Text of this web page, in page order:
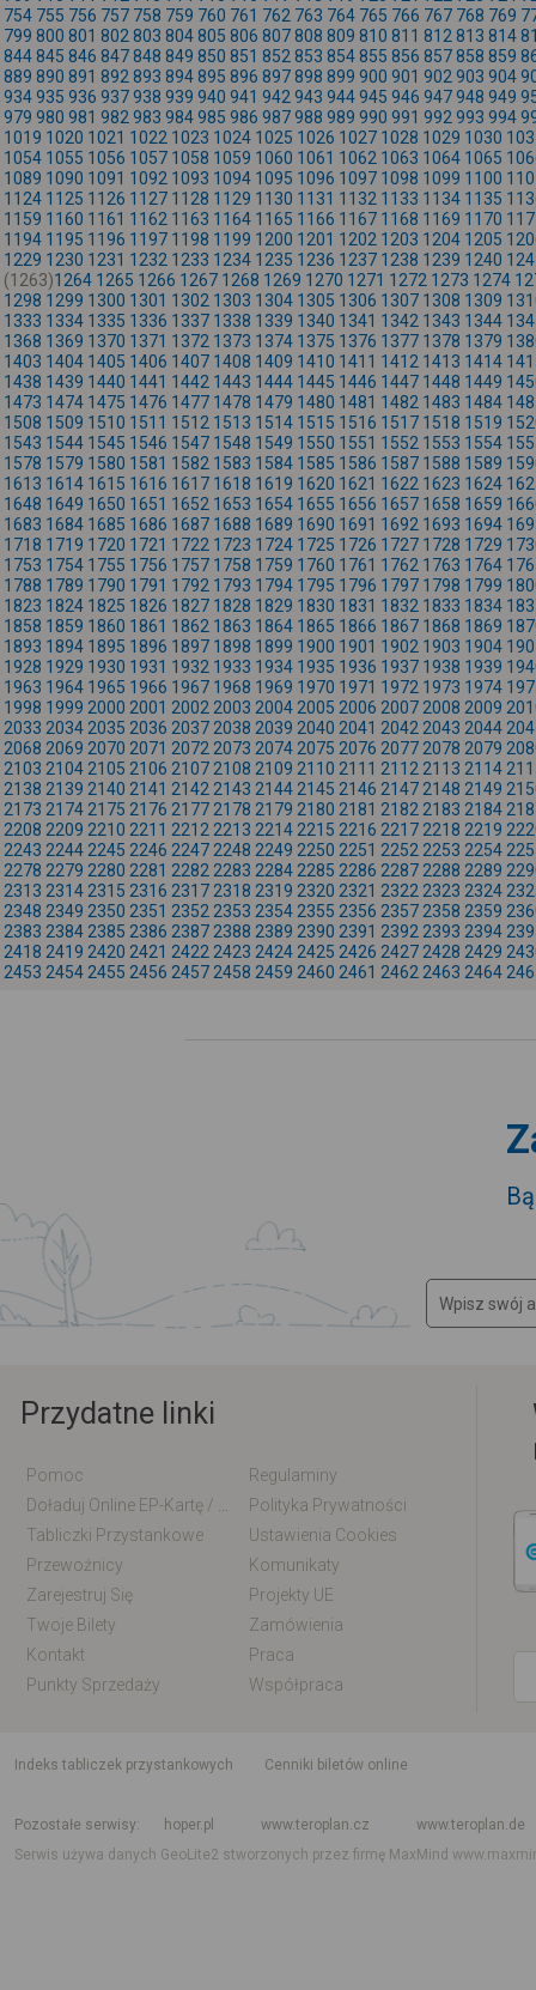
754 755 756 757 758 759 760 761 762 763 764 765 766 767 768 769
799 800 801 802 803 804805 806 807808 809 810 811 812 813 814
844845 846 847848 849 850 851 852 853 854855 856 857858 859
889 890 891 892 893 894895 896 897898 899 900 901 902 903 904
934935 936 937938 939 940 941 942 943 944945 946 947948 949
979 980 981 982 983 984985 986 987988 989 990 991 992 993 994
1019 1020 1021 1022 1023 1024 1025 1026 1027 1028 1029 1030
1054 1055 1056 1057 1058 1059 1060 1061 1062 1063 1064 1065
1089 1090 1091 1092 1093 1094 1095 1096 1097 1098 1099 1100
1124 1125 1126 1127 1128 1129 1130 1131 1132 1133 1134 1135
1159 1160 1161 1162 1163 1164 1165 1166 1167 1168 1169 1170
1194 1195 1196 1197 1198 1199 1200 1201 1202 1203 1204 1205
1229 1230 1231 1232 1233 1234 1235 1236 1237 1238 1239 1240
(1263)1264 1265 1266 1267 1268 1269 1270 1271 1272 1273 1274
1298 1299 1300 1301 1302 1303 1304 1305 1306 1307 1308 1309
1333 1334 1335 1336 1337 1338 1339 1340 1341 1342 1343 1344
1368 1369 1370 1371 1372 1373 1374 1375 1376 1377 1378 1379
1403 1404 1405 1406 1407 1408 1409 1410 1411 1412 1413 1414
1438 1439 1440 1441 1442 1443 1444 1445 1446 1447 1448 1449
1473 1474 1475 1476 1477 1478 1479 1480 1481 1482 1483 1484
1508 1509 1510 1511 1512 1513 1514 1515 1516 1517 1518 1519
1543 1544 1545 1546 1547 1548 1549 1550 1551 1552 1553 1554
1578 1579 1580 1581 1582 1583 1584 1585 1586 1587 1588 1589
1613 1614 1615 1616 1617 1618 1619 1620 1621 1622 1623 1624
1648 1649 1650 1651 1652 1653 1654 1655 1656 1657 1658 1659
1683 1684 1685 1686 1687 1688 1689 1690 1691 1692 1693 1694
1718 1719 1720 1721 1722 1723 1724 1725 1726 1727 1728 1729
1753 1754 1755 1756 1757 1758 1759 1760 1761 1762 1763 1764
1788 1789 1790 1791 1792 1793 1794 1795 1796 1797 1798 1799
1823 1824 1825 1826 1827 1828 1829 1830 1831 1832 1833 1834
1858 1859 1860 1861 1862 1863 1864 1865 1866 1867 1868 1869
1893 1894 1895 1896 1897 1898 1899 1900 1901 1902 1903 1904
1928 1929 1930 1931 1932 1933 1934 1935 1936 1937 1938 1939
1963 1964 1965 1966 1967 1968 1969 1970 1971 1972 1973 1974
1998 1999 2000 2001 2002 2003 2004 2005 2006 2007 2008 2009
2033 2034 2035 2036 2037 2038 2039 2040 2041 2042 2043 2044
2068 2069 2070 2071 2072 2073 2074 2075 2076 2077 2078 2079
2103 2104 2105 2106 2107 2108 2109 2110 2111 2112 2113 2114
2138 2139 2140 2141 2142 2143 2144 2145 2146 2147 2148 2149
2173 2174 2175 2176 2177 2178 2179 2180 2181 2182 2183 2184
2208 2209 2210 2211 2212 2213 2214 2215 2216 2217 2218 2219
2243 2244 2245 2246 2247 2248 2249 2250 2251 2252 2253 2254
2278 2279 2280 2281 2282 2283 2284 2285 2286 2287 2288 2289
2313 2314 2315 2316 2317 2318 2319 2320 2321 2322 2323 2324
2348 2349 2350 2351 2352 2353 2354 2355 2356 2357 2358 2359
2383 2384 2385 2386 2387 2388 2389 2390 2391 2392 2393 2394
2418 2419 2420 2421 2422 2423 2424 2425 2426 2427 2428 2429
2453 2454 2455 2456 2457 2458 2459 2460 2461 2462 2463 2464
Przydatne linki
Pomoc
Regulaminy
Polityka Prywatności
Tabliczki Przystankowe
Ustawienia Cookies
Przewoźnicy
Komunikaty
Zarejestruj Się
Projekty UE
Twoje Bilety
Zamówienia
Kontakt
Praca
Punkty Sprzedaży
Współpraca
indeks tabliczek przystankowych
Cenniki biletów online
Pozostałe serwisy
hoper.pl www.teroplan.cz
www.teroplan.de
Serwis używa danych GeoLite2 stworzonych przez firmę MaxMind